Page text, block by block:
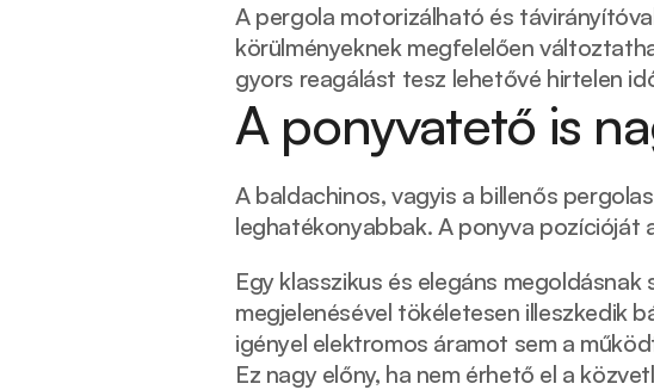
A pergola motorizálható és
körülményeknek megfelelően
gyors reagálást tesz lehetővé hirtelen
A ponyvatető is
A baldachinos, vagyis a billenős
leghatékonyabbak. A ponyva pozícióját
Egy klasszikus és elegáns
megjelenésével tökéletesen illeszkedik
igényel elektromos áramot sem a
Ez nagy előny, ha nem érhető el a